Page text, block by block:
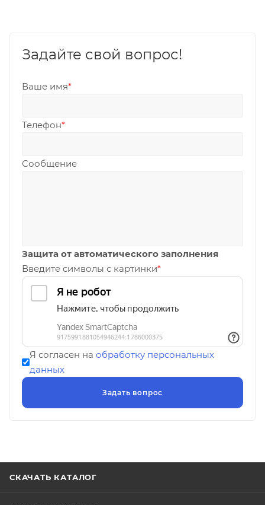
Задайте свой вопрос!
Ваше имя*
Телефон*
Сообщение
Защита от автоматического заполнения
Введите символы с картинки*
Я согласен на обработку персональных
данных
СКАЧАТЬ КАТАЛОГ